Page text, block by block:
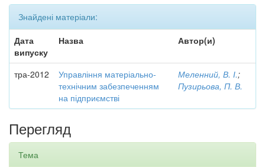
Знайдені матеріали:
Дата
випуску
Назва Автор(и)
тра-2012
Управління матеріально-
технічним забезпеченням
на підприємстві
Меленний, В. І.;
Пузирьова, П. В.
Перегляд
Тема